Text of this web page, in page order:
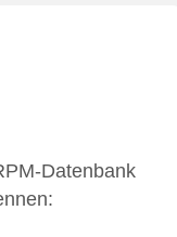
Datenbank